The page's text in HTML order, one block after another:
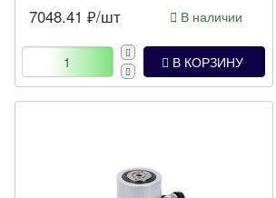
7048.41 ₽/шт В наличии
В КОРЗИНУ